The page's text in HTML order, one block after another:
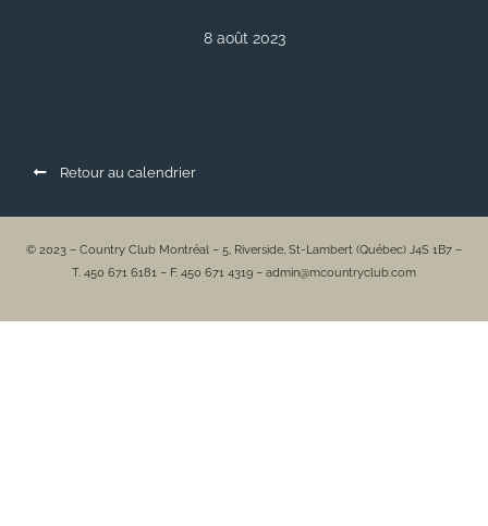
8 août 2023
Retour au calendrier
© 2023 – Country Club Montréal – 5, Riverside, St-Lambert (Québec) J4S 1B7 –
T. 450 671 6181 – F. 450 671 4319 – admin@mcountryclub.com